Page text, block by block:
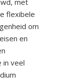
flexibele
om
en
in veel